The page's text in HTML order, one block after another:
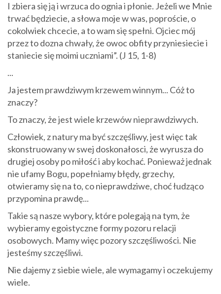
I zbiera się ją i wrzuca do ognia i płonie. Jeżeli we Mnie
trwać będziecie, a słowa moje w was, poproście, o
cokolwiek chcecie, a to wam się spełni. Ojciec mój
przez to dozna chwały, że owoc obfity przyniesiecie i
staniecie się moimi uczniami”. (J 15, 1-8)
...
Ja jestem prawdziwym krzewem winnym... Cóż to
znaczy?
To znaczy, że jest wiele krzewów nieprawdziwych.
Człowiek, z natury ma być szczęśliwy, jest więc tak
skonstruowany w swej doskonałosci, że wyrusza do
drugiej osoby po miłość i aby kochać. Ponieważ jednak
nie ufamy Bogu, popełniamy błędy, grzechy,
otwieramy się na to, co nieprawdziwe, choć łudząco
przypomina prawdę...
Takie są nasze wybory, które polegają na tym, że
wybieramy egoistyczne formy pozoru relacji
osobowych. Mamy więc pozory szczęśliwości. Nie
jesteśmy szczęśliwi.
Nie dajemy z siebie wiele, ale wymagamy i oczekujemy
wiele.